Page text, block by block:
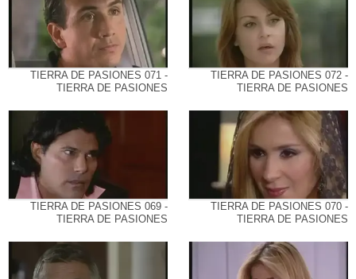
TIERRA DE PASIONES 072 -
TIERRA DE PASIONES
TIERRA DE PASIONES 071 -
TIERRA DE PASIONES
TIERRA DE PASIONES 070 -
TIERRA DE PASIONES
TIERRA DE PASIONES 069 -
TIERRA DE PASIONES